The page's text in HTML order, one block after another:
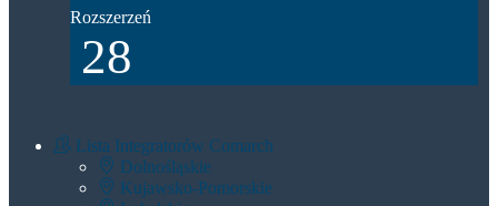
Rozszerzeń
28
Lista Integratorów Comarch
Dolnośląskie
Kujawsko-Pomorskie